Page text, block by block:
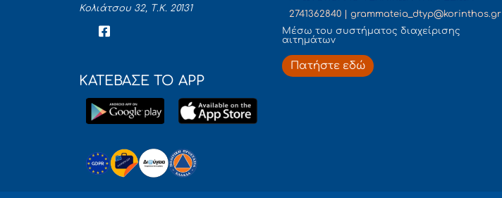
Κολιάτσου 32, Τ.Κ. 20131
ΚΑΤΕΒΑΣΕ ΤΟ APP
2741362840 | grammateia_dtyp@korinthos.gr
Mέσω του συστήματος διαχείρισης
αιτημάτων
Πατήστε εδώ